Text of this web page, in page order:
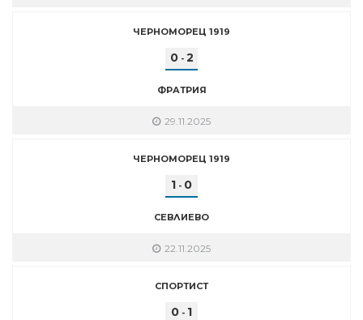
ЧЕРНОМОРЕЦ 1919
0- 2
ФРАТРИЯ
29.11.2025
ЧЕРНОМОРЕЦ 1919
1 - 0
СЕВЛИЕВО
22.11.2025
СПОРТИСТ
0 - 1